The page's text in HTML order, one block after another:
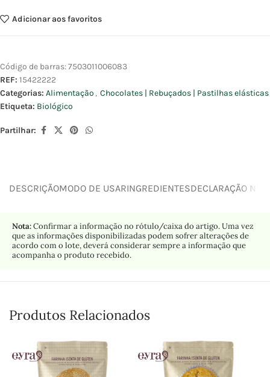
Adicionar aos favoritos
Código de barras:7503011006083
REF: 15422222
Categorias: Alimentação , Chocolates | Rebuçados | Pastilhas elásticas
Etiqueta: Biológico
Partilhar:
DESCRIÇÃOMODO DE USARINGREDIENTESDECLARAÇÃO
Nota:Confirmar a informação no rótulo/caixa do artigo. Uma vez
que as informações disponibilizadas podem sofrer alterações de
acordo com o lote, deverá considerar sempre a informação que
acompanha o produto recebido.
Produtos Relacionados